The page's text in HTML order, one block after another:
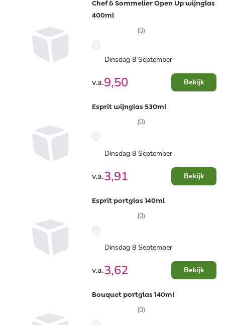
Chef & Sommelier Open Up wijnglas
400ml
(0)
Dinsdag 8 September
v.a.9,50 Bekijk
Esprit wijnglas 530ml
(0)
Dinsdag 8 September
v.a.3,91 Bekijk
Esprit portglas 140ml
(0)
Dinsdag 8 September
v.a.3,62 Bekijk
Bouquet portglas 140ml
(0)